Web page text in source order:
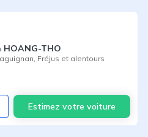
HOANG-THO
Fréjus et alentours
Estimez votre voiture